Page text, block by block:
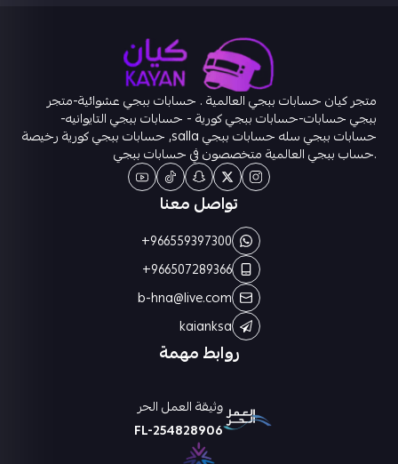
متجر كيان حسابات ببجي العالمية . حسابات ببجي عشوائية-متجر
ببجي حسابات-حسابات ببجي كورية - حسابات ببجي التايوانيه-
حسابات ببجي سله حسابات ببجي salla, حسابات ببجي كورية رخيصة
.حساب ببجي العالمية متخصصون في حسابات ببجي
روابط مهمة
تواصل معنا
+966559397300
+966507289366
b-hna@live.com
kaianksa
وثيقة العمل الحر
FL-254828906